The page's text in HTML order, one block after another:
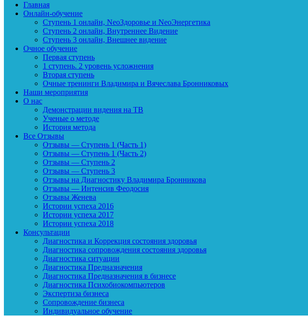
Главная
Онлайн-обучение
Ступень 1 онлайн, NeoЗдоровье и NeoЭнергетика
Ступень 2 онлайн, Внутреннее Видение
Ступень 3 онлайн, Внешнее видение
Очное обучение
Первая ступень
1 ступень. 2 уровень усложнения
Вторая ступень
Очные тренинги Владимира и Вячеслава Бронниковых
Наши мероприятия
О нас
Демонстрации видения на ТВ
Ученые о методе
История метода
Все Отзывы
Отзывы — Ступень 1 (Часть 1)
Отзывы — Ступень 1 (Часть 2)
Отзывы — Ступень 2
Отзывы — Ступень 3
Отзывы на Диагностику Владимира Бронникова
Отзывы — Интенсив Феодосия
Отзывы Женева
Истории успеха 2016
Истории успеха 2017
Истории успеха 2018
Консультации
Диагностика и Коррекция состояния здоровья
Диагностика сопровождения состояния здоровья
Диагностика ситуации
Диагностика Предназначения
Диагностика Предназначения в бизнесе
Диагностика Психобиокомпьютеров
Экспертиза бизнеса
Сопровождение бизнеса
Индивидуальное обучение